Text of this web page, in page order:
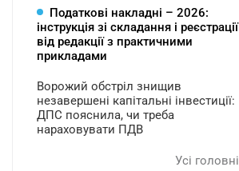
Податкові накладні – 2026:
інструкція зі складання і реєстрації
від редакції з практичними
прикладами
Ворожий обстріл знищив
незавершені капітальні інвестиції:
ДПС пояснила, чи треба
нараховувати ПДВ
Усі головні